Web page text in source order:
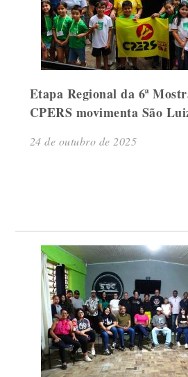
Etapa Regional da 6ª
CPERS movimenta São
24 de outubro de 2025